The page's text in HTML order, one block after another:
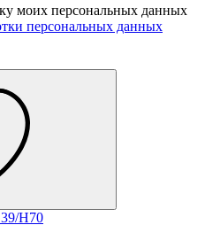
моих персональных данных
персональных данных